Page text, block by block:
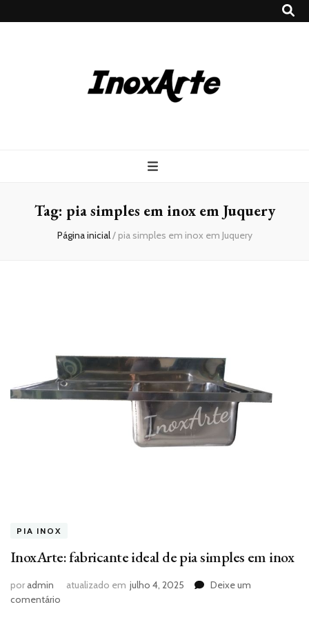
Tag: pia simples em inox em Juquery
Página inicial/ pia simples em inox em Juquery
PIA INOX
InoxArte: fabricante ideal de pia simples em inox
poradmin atualizado em julho 4, 2025
Deixe um
comentário